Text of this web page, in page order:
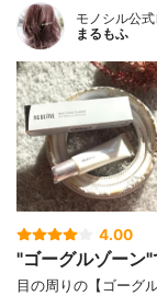
モノシル公
まるもふ
4.00
"ゴーグルゾーン
目の周りの【ゴーグ